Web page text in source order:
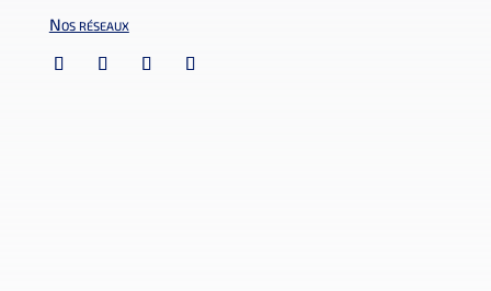
Nos réseaux